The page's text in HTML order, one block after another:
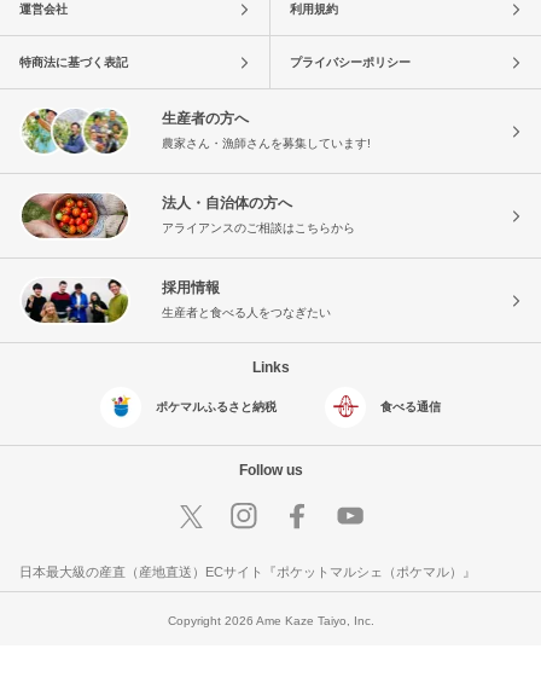
運営会社 利用規約
特商法に基づく表記 プライバシーポリシー
生産者の方へ
農家さん・漁師さんを募集しています!
法人・自治体の方へ
アライアンスのご相談はこちらから
採用情報
生産者と食べる人をつなぎたい
Links
ポケマルふるさと納税 食べる通信
Follow us
日本最大級の産直（産地直送）ECサイト『ポケットマルシェ（ポケマル）』
Copyright 2026 Ame Kaze Taiyo, Inc.